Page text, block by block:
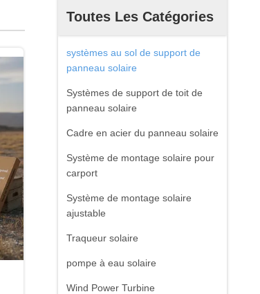
Toutes Les Catégories
systèmes au sol de support de
panneau solaire
Systèmes de support de toit de
panneau solaire
Cadre en acier du panneau solaire
Système de montage solaire pour
carport
Système de montage solaire
ajustable
Traqueur solaire
pompe à eau solaire
Wind Power Turbine